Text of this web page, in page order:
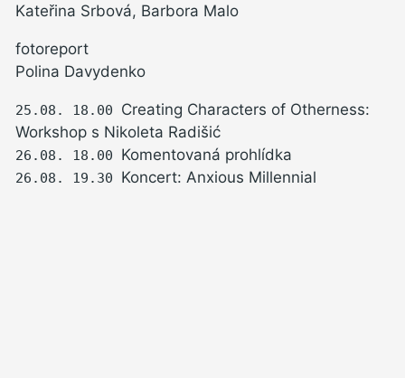
Kateřina Srbová, Barbora Malo
fotoreport
Polina Davydenko
25.08. 18.00 Creating Characters of Otherness:
Workshop s Nikoleta Radišić
26.08. 18.00 Komentovaná prohlídka
26.08. 19.30 Koncert: Anxious Millennial